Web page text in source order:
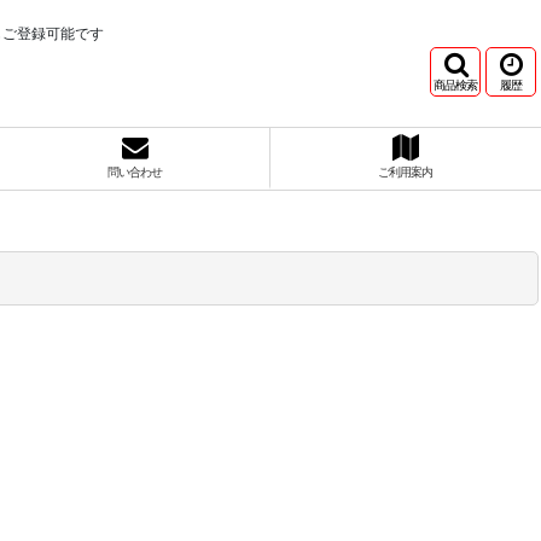
登録可能です
商品検索 履歴
問い合わせ ご利用案内